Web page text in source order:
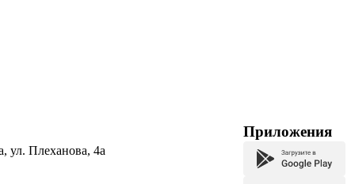
ул. Плеханова, 4а
Приложения